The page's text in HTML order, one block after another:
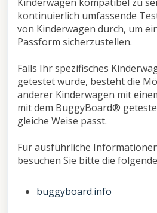
kontinuierlich umfassende
von Kinderwagen durch, um
Passform sicherzustellen.
Falls Ihr spezifisches
getestet wurde, besteht die
anderer Kinderwagen mit
mit dem BuggyBoard®
gleiche Weise passt.
Für ausführliche
besuchen Sie bitte die
buggyboard.info